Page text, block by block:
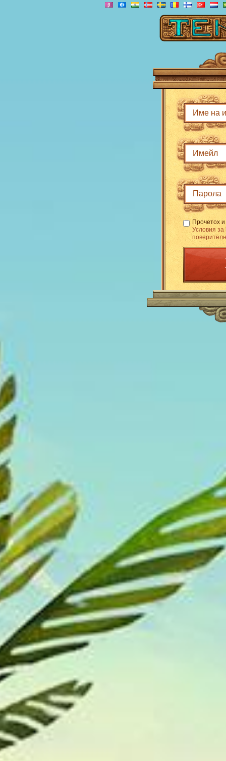
Прочетох
Условия за